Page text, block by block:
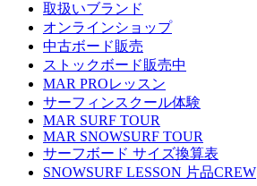
取扱いブランド
オンラインショップ
中古ボード販売
ストックボード販売中
MAR PROレッスン
サーフィンスクール体験
MAR SURF TOUR
MAR SNOWSURF TOUR
サーフボード サイズ換算表
SNOWSURF LESSON 片品CREW